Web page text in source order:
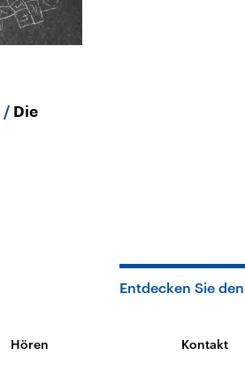
Die
Entdecken Sie
Hören Kontakt